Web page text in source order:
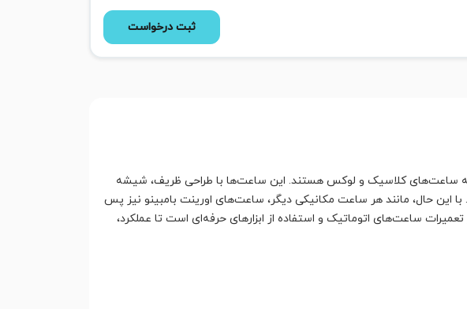
ثبت درخواست
به ساعت‌های کلاسیک و لوکس هستند. این ساعت‌ها با طراحی ظریف، شیشه
این حال، مانند هر ساعت مکانیکی دیگر، ساعت‌های اورینت بامبینو نیز پس
ساعت‌های اتوماتیک و استفاده از ابزارهای حرفه‌ای است تا عملکرد،